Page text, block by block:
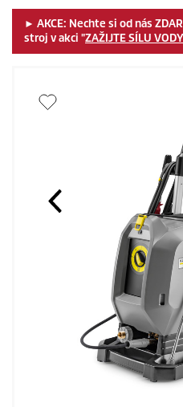
► AKCE: Nechte si od nás
stroj v akci "ZAŽIJTE SÍLU